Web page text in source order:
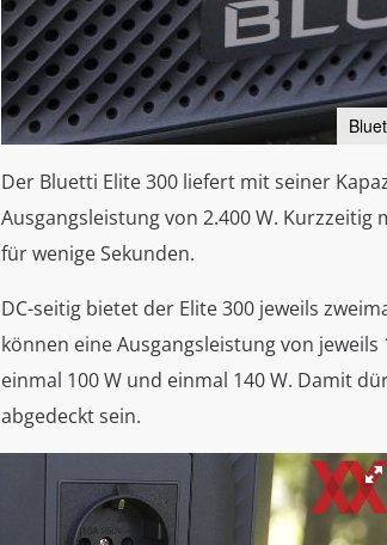
Der Bluetti Elite 300 liefert mit seiner
Ausgangsleistung von 2.400 W.
für wenige Sekunden.
DC-seitig bietet der Elite 300 jeweils
können eine Ausgangsleistung von jeweils
einmal 100 W und einmal 140 W. Damit
abgedeckt sein.